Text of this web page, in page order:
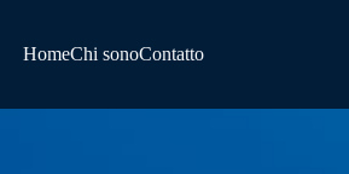
HomeChi sonoContatto